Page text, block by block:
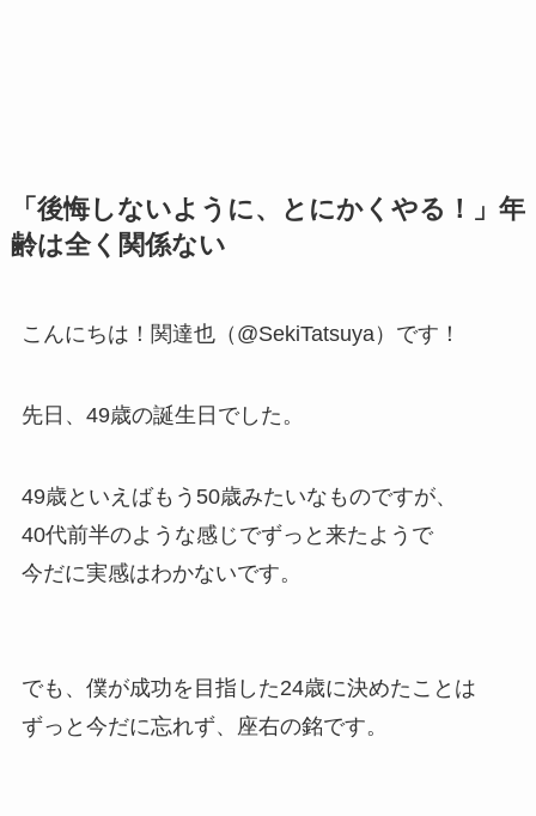
「後悔しないように、とにかくやる！」年
齢は全く関係ない
こんにちは！関達也（@SekiTatsuya）です！
先日、49歳の誕生日でした。
49歳といえばもう50歳みたいなものですが、
40代前半のような感じでずっと来たようで
今だに実感はわかないです。
でも、僕が成功を目指した24歳に決めたことは
ずっと今だに忘れず、座右の銘です。